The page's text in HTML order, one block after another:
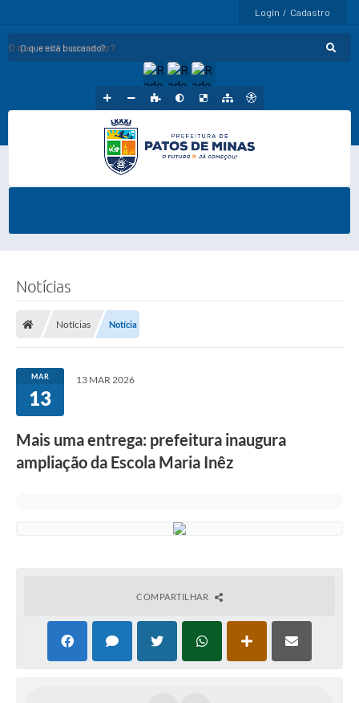
Login / Cadastro
O que está buscando?
Notícias
Notícias Notícia
MAR
13
13 MAR 2026
Mais uma entrega: prefeitura inaugura
ampliação da Escola Maria Inêz
COMPARTILHAR